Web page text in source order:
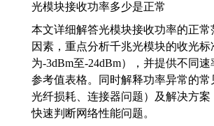
光模块接收功率多少是正常
本文详细解答光模块接收功率的正常
因素，重点分析千兆光模块的收光标
为-3dBm至-24dBm），并提供不同
参考值表格。同时解释功率异常的常
光纤损耗、连接器问题）及解决方案
快速判断网络性能问题。